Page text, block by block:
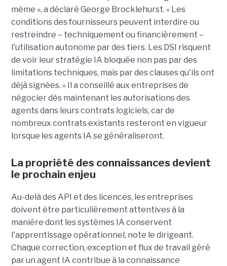
même », a déclaré George Brocklehurst. « Les
conditions des fournisseurs peuvent interdire ou
restreindre – techniquement ou financièrement – ​​
l'utilisation autonome par des tiers. Les DSI risquent
de voir leur stratégie IA bloquée non pas par des
limitations techniques, mais par des clauses qu'ils ont
déjà signées. » Il a conseillé aux entreprises de
négocier dès maintenant les autorisations des
agents dans leurs contrats logiciels, car de
nombreux contrats existants resteront en vigueur
lorsque les agents IA se généraliseront.
La propriété des connaissances devient
le prochain enjeu
Au-delà des API et des licences, les entreprises
doivent être particulièrement attentives à la
manière dont les systèmes IA conservent
l'apprentissage opérationnel, note le dirigeant.
Chaque correction, exception et flux de travail géré
par un agent IA contribue à la connaissance